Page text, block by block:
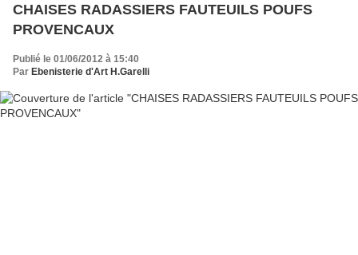
CHAISES RADASSIERS FAUTEUILS POUFS
PROVENCAUX
Publié le 01/06/2012 à 15:40
Par Ebenisterie d'Art H.Garelli